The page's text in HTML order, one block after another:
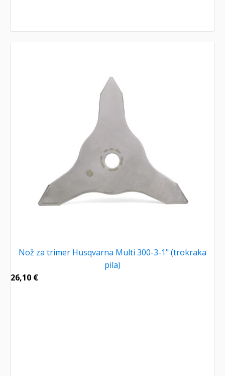
Nož za trimer Husqvarna Multi 300-3-1" (trokraka
pila)
26,10 €